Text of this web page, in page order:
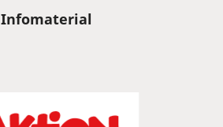
Infomaterial